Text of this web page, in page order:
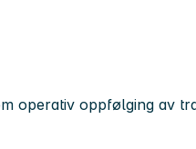
operativ oppfølging av